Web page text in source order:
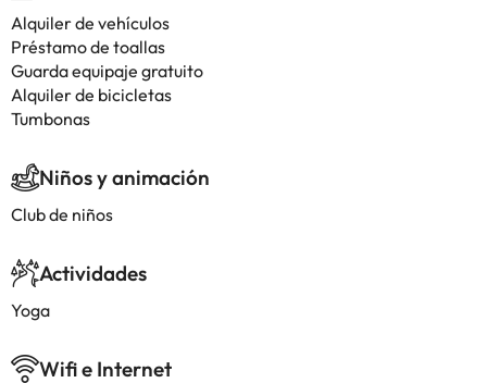
Alquiler de vehículos
Préstamo de toallas
Guarda equipaje gratuito
Alquiler de bicicletas
Tumbonas
Niños y animación
Club de niños
Actividades
Yoga
Wifi e Internet